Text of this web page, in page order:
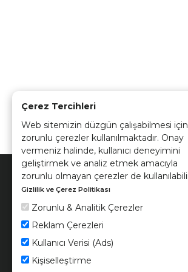
Çerez Tercihleri
Web sitemizin düzgün çalışabilmesi için
zorunlu çerezler kullanılmaktadır. Onay
vermeniz halinde, kullanıcı deneyimini
geliştirmek ve analiz etmek amacıyla
zorunlu olmayan çerezler de
Gizlilik ve Çerez Politikası
Zorunlu & Analitik Çerezler
Reklam Çerezleri
Kullanıcı Verisi (Ads)
Kişiselleştirme
Kvkk ve Çerez